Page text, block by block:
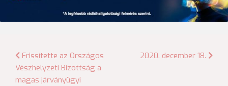
Bejegyzés
navigáció
Frissítette az Országos
Vészhelyzeti Bizottság a
magas járványügyi
2020. december 18.